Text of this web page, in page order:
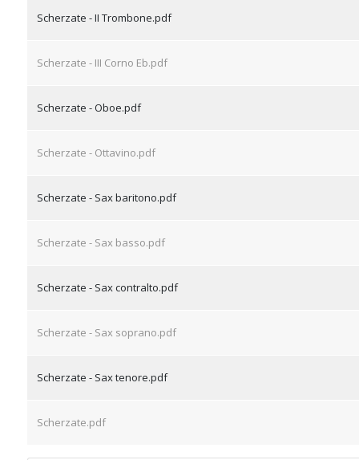
Scherzate - II Trombone.pdf
Scherzate - III Corno Eb.pdf
Scherzate - Oboe.pdf
Scherzate - Ottavino.pdf
Scherzate - Sax baritono.pdf
Scherzate - Sax basso.pdf
Scherzate - Sax contralto.pdf
Scherzate - Sax soprano.pdf
Scherzate - Sax tenore.pdf
Scherzate.pdf